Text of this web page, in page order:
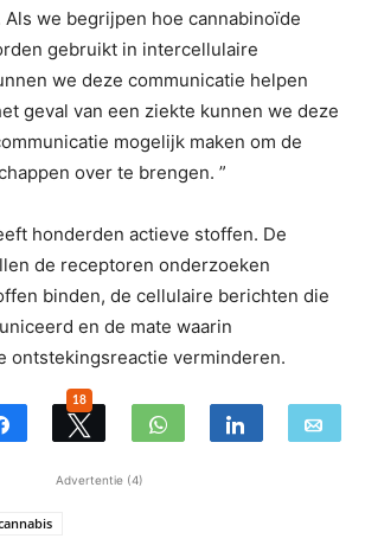
we begrijpen hoe cannabinoïde
gebruikt in intercellulaire
we deze communicatie helpen
geval van een ziekte kunnen we deze
mogelijk maken om de
over te brengen. ”
honderden actieve stoffen. De
de receptoren onderzoeken
binden, de cellulaire berichten die
en de mate waarin
ontstekingsreactie verminderen.
18
Advertentie (4)